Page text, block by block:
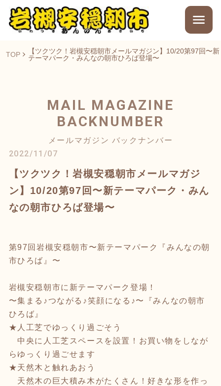
TOP
【ツクツク！岩槻安穏朝市メールマガジン】10/20第97回〜新
テーマパーク・みんなの朝市ひろば登場〜
MAIL MAGAZINE
BACKNUMBER
メールマガジン バックナンバー
2022/11/07
【ツクツク！岩槻安穏朝市メールマガジ
ン】10/20第97回〜新テーマパーク・みん
なの朝市ひろば登場〜
第97回岩槻安穏朝市〜新テーマパーク『みんなの朝
市ひろば』〜
岩槻安穏朝市に新テーマパーク登場！
〜集まる♪つながる♪笑顔になる♪〜『みんなの朝市
ひろば』
★人工芝でゆっくり過ごそう
中央に人工芝スペースを設置！お買い物をしなが
らゆっくり過ごせます
★天然木と触れあおう
天然木の巨大積み木がたくさん！好きな形を作っ